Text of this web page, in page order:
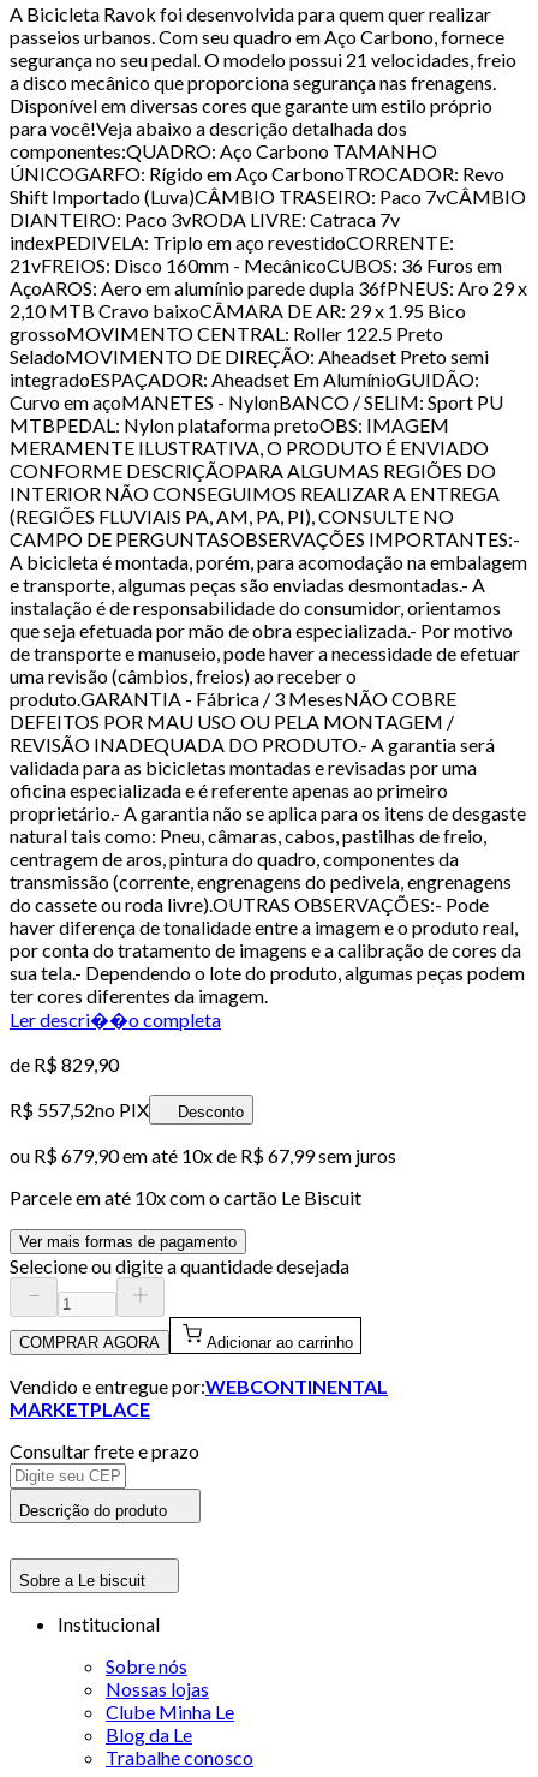
A Bicicleta Ravok foi desenvolvida para quem quer realizar
passeios urbanos. Com seu quadro em Aço Carbono, fornece
segurança no seu pedal. O modelo possui 21 velocidades, freio
a disco mecânico que proporciona segurança nas frenagens.
Disponível em diversas cores que garante um estilo próprio
para você!Veja abaixo a descrição detalhada dos
componentes:QUADRO: Aço Carbono TAMANHO
ÚNICOGARFO: Rígido em Aço CarbonoTROCADOR: Revo
Shift Importado (Luva)CÂMBIO TRASEIRO: Paco 7vCÂMBIO
DIANTEIRO: Paco 3vRODA LIVRE: Catraca 7v
indexPEDIVELA: Triplo em aço revestidoCORRENTE:
21vFREIOS: Disco 160mm - MecânicoCUBOS: 36 Furos em
AçoAROS: Aero em alumínio parede dupla 36fPNEUS: Aro 29 x
2,10 MTB Cravo baixoCÂMARA DE AR: 29 x 1.95 Bico
grossoMOVIMENTO CENTRAL: Roller 122.5 Preto
SeladoMOVIMENTO DE DIREÇÃO: Aheadset Preto semi
integradoESPAÇADOR: Aheadset Em AlumínioGUIDÃO:
Curvo em açoMANETES - NylonBANCO / SELIM: Sport PU
MTBPEDAL: Nylon plataforma pretoOBS: IMAGEM
MERAMENTE ILUSTRATIVA, O PRODUTO É ENVIADO
CONFORME DESCRIÇÃOPARA ALGUMAS REGIÕES DO
INTERIOR NÃO CONSEGUIMOS REALIZAR A ENTREGA
(REGIÕES FLUVIAIS PA, AM, PA, PI), CONSULTE NO
CAMPO DE PERGUNTASOBSERVAÇÕES IMPORTANTES:-
A bicicleta é montada, porém, para acomodação na embalagem
e transporte, algumas peças são enviadas desmontadas.- A
instalação é de responsabilidade do consumidor, orientamos
que seja efetuada por mão de obra especializada.- Por motivo
de transporte e manuseio, pode haver a necessidade de efetuar
uma revisão (câmbios, freios) ao receber o
produto.GARANTIA - Fábrica / 3 MesesNÃO COBRE
DEFEITOS POR MAU USO OU PELA MONTAGEM /
REVISÃO INADEQUADA DO PRODUTO.- A garantia será
validada para as bicicletas montadas e revisadas por uma
oficina especializada e é referente apenas ao primeiro
proprietário.- A garantia não se aplica para os itens de desgaste
natural tais como: Pneu, câmaras, cabos, pastilhas de freio,
centragem de aros, pintura do quadro, componentes da
transmissão (corrente, engrenagens do pedivela, engrenagens
do cassete ou roda livre).OUTRAS OBSERVAÇÕES:- Pode
haver diferença de tonalidade entre a imagem e o produto real,
por conta do tratamento de imagens e a calibração de cores da
sua tela.- Dependendo o lote do produto, algumas peças podem
ter cores diferentes da imagem.
Ler descri��o completa
de R$ 829,90
R$ 557,52no PIX Desconto
ou R$ 679,90em até 10x de R$ 67,99 sem juros
Parcele em até 10x com o cartão Le Biscuit
Ver mais formas de pagamento
Selecione ou digite a quantidade desejada
COMPRAR AGORA Adicionar ao carrinho
Vendido e entregue por:WEBCONTINENTAL
MARKETPLACE
Consultar frete e prazo
Descrição do produto
Sobre a Le biscuit
Institucional
Sobre nós
Nossas lojas
Clube Minha Le
Blog da Le
Trabalhe conosco